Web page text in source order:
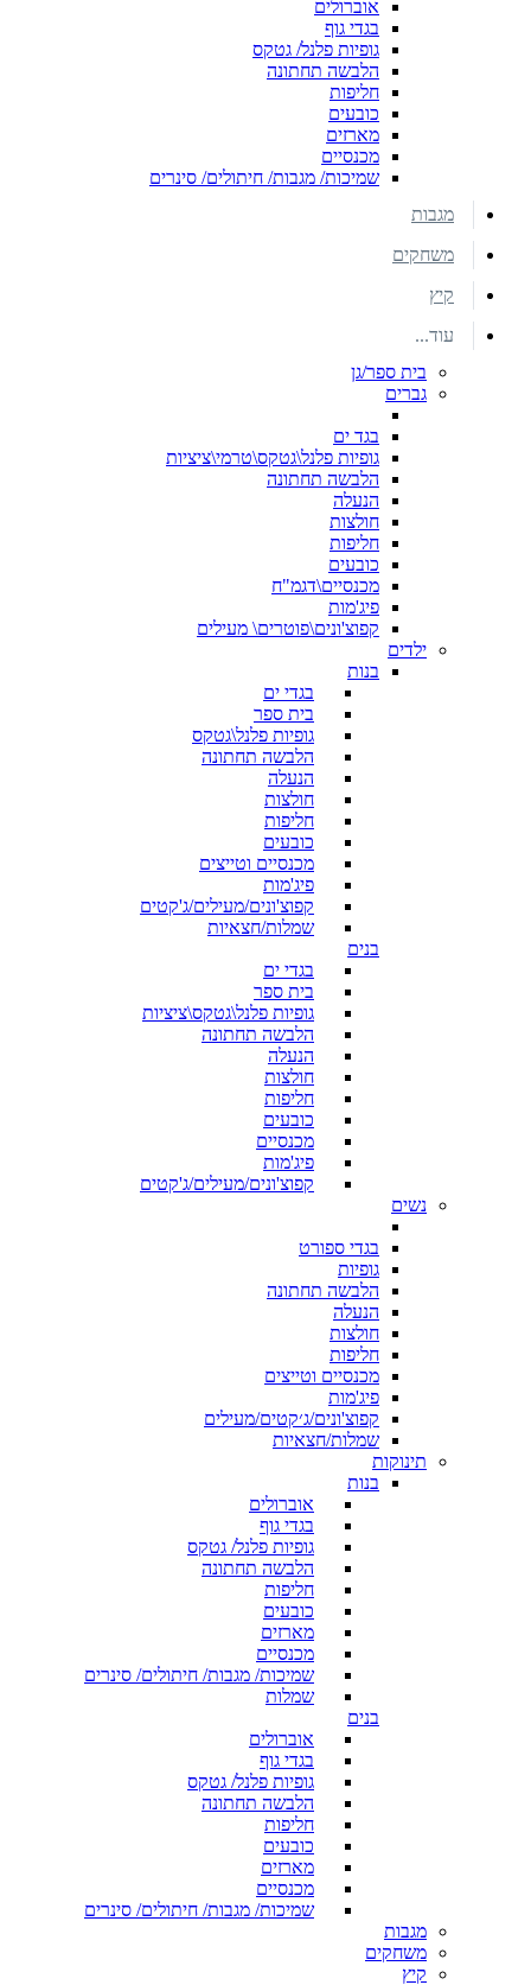
אוברולים
בגדי גוף
גופיות פלנל/ גטקס
הלבשה תחתונה
חליפות
כובעים
מארזים
מכנסיים
שמיכות/ מגבות/ חיתולים/ סינרים
מגבות
משחקים
קיץ
עוד...
בית ספר/גן
גברים
בגד ים
גופיות פלנל\גטקס\טרמי\ציציות
הלבשה תחתונה
הנעלה
חולצות
חליפות
כובעים
מכנסיים\דגמ"ח
פיג'מות
קפוצ'ונים\פוטרים\ מעילים
ילדים
בנות
בגדי ים
בית ספר
גופיות פלנל\גטקס
הלבשה תחתונה
הנעלה
חולצות
חליפות
כובעים
מכנסיים וטייצים
פיג'מות
קפוצ'ונים/מעילים/ג'קטים
שמלות/חצאיות
בנים
בגדי ים
בית ספר
גופיות פלנל\גטקס\ציציות
הלבשה תחתונה
הנעלה
חולצות
חליפות
כובעים
מכנסיים
פיג'מות
קפוצ'ונים/מעילים/ג'קטים
נשים
בגדי ספורט
גופיות
הלבשה תחתונה
הנעלה
חולצות
חליפות
מכנסיים וטייצים
פיג'מות
קפוצ'ונים/ג׳קטים/מעילים
שמלות/חצאיות
תינוקות
בנות
אוברולים
בגדי גוף
גופיות פלנל/ גטקס
הלבשה תחתונה
חליפות
כובעים
מארזים
מכנסיים
שמיכות/ מגבות/ חיתולים/ סינרים
שמלות
בנים
אוברולים
בגדי גוף
גופיות פלנל/ גטקס
הלבשה תחתונה
חליפות
כובעים
מארזים
מכנסיים
שמיכות/ מגבות/ חיתולים/ סינרים
מגבות
משחקים
קיץ